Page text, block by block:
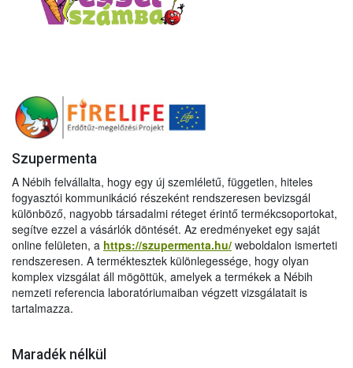
Szupermenta
A Nébih felvállalta, hogy egy új szemléletű, független, hiteles
fogyasztói kommunikáció részeként rendszeresen bevizsgál
különböző, nagyobb társadalmi réteget érintő termékcsoportokat,
segítve ezzel a vásárlók döntését. Az eredményeket egy saját
online felületen, a https://szupermenta.hu/ weboldalon ismerteti
rendszeresen. A terméktesztek különlegessége, hogy olyan
komplex vizsgálat áll mögöttük, amelyek a termékek a Nébih
nemzeti referencia laboratóriumaiban végzett vizsgálatait is
tartalmazza.
Maradék nélkül